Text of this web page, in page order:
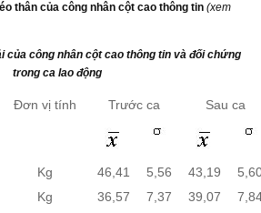
thân của công nhân cột cao thông tin (xem
của công nhân cột cao thông tin và đối chứng
trong ca lao động
Đơn vị tính Trước ca Sau ca
Kg 46,41 5,56 43,19
Kg 36,57 7,37 39,07